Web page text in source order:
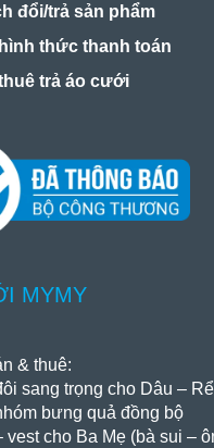
đổi/trả sản phẩm
thức thanh toán
trả áo cưới
MYMY
& thuê:
sang trọng cho Dâu – Rể
bưng quả đồng bộ
cho Ba Mẹ (bà sui –